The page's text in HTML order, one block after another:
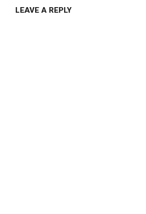
LEAVE A REPLY